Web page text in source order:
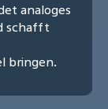
analoges
schafft
bringen.